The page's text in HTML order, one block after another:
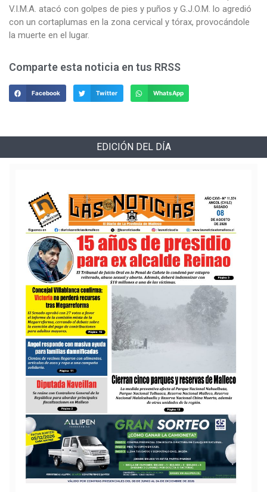
V.I.M.A. atacó con golpes de pies y puños y G.J.O.M. lo agredió
con un cortaplumas en la zona cervical y tórax, provocándole
la muerte en el lugar.
Comparte esta noticia en tus RRSS
Facebook Twitter WhatsApp
EDICIÓN DEL DÍA